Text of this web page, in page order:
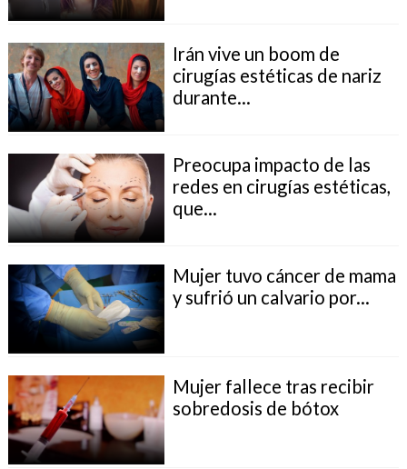
Irán vive un boom de
cirugías estéticas de nariz
durante...
Preocupa impacto de las
redes en cirugías estéticas,
que...
Mujer tuvo cáncer de mama
y sufrió un calvario por...
Mujer fallece tras recibir
sobredosis de bótox